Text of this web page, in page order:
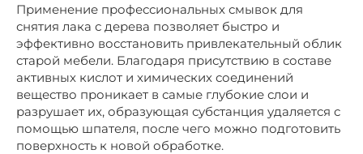
Применение профессиональных смывок для
снятия лака с дерева позволяет быстро и
эффективно восстановить привлекательный облик
старой мебели. Благодаря присутствию в составе
активных кислот и химических соединений
вещество проникает в самые глубокие слои и
разрушает их, образующая субстанция удаляется с
помощью шпателя, после чего можно подготовить
поверхность к новой обработке.